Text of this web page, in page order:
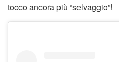
tocco ancora più “selvaggio”!